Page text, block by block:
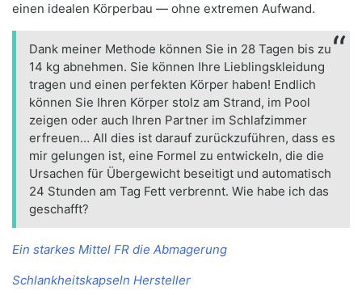
einen idealen Körperbau — ohne extremen Aufwand.
Dank meiner Methode können Sie in 28 Tagen bis zu
14 kg abnehmen. Sie können Ihre Lieblingskleidung
tragen und einen perfekten Körper haben! Endlich
können Sie Ihren Körper stolz am Strand, im Pool
zeigen oder auch Ihren Partner im Schlafzimmer
erfreuen… All dies ist darauf zurückzuführen, dass es
mir gelungen ist, eine Formel zu entwickeln, die die
Ursachen für Übergewicht beseitigt und automatisch
24 Stunden am Tag Fett verbrennt. Wie habe ich das
geschafft?
Ein starkes Mittel FR die Abmagerung
Schlankheitskapseln Hersteller